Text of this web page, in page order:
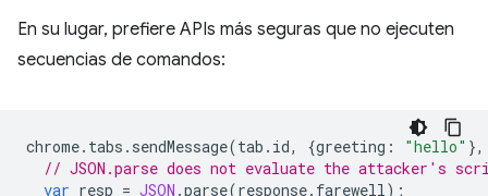
En su lugar, prefiere APIs más seguras que no ejecuten
secuencias de comandos:
chrome. tabs . sendMessage(tab . id, {greeting : "hello" },
// JSON.parse does not evaluate the attacker's
var resp = JSON .parse(response. farewell);